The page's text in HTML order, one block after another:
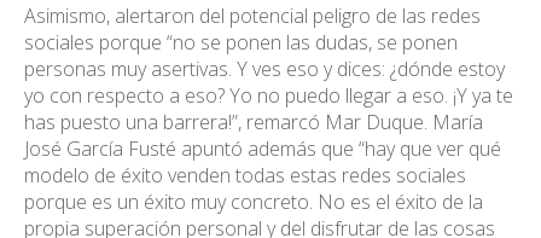
Asimismo, alertaron del potencial peligro de las redes
sociales porque “no se ponen las dudas, se ponen
personas muy asertivas. Y ves eso y dices: ¿dónde estoy
yo con respecto a eso? Yo no puedo llegar a eso. ¡Y ya te
has puesto una barrera!”, remarcó Mar Duque. María
José García Fusté apuntó además que “hay que ver qué
modelo de éxito venden todas estas redes sociales
porque es un éxito muy concreto. No es el éxito de la
propia superación personal y del disfrutar de las cosas